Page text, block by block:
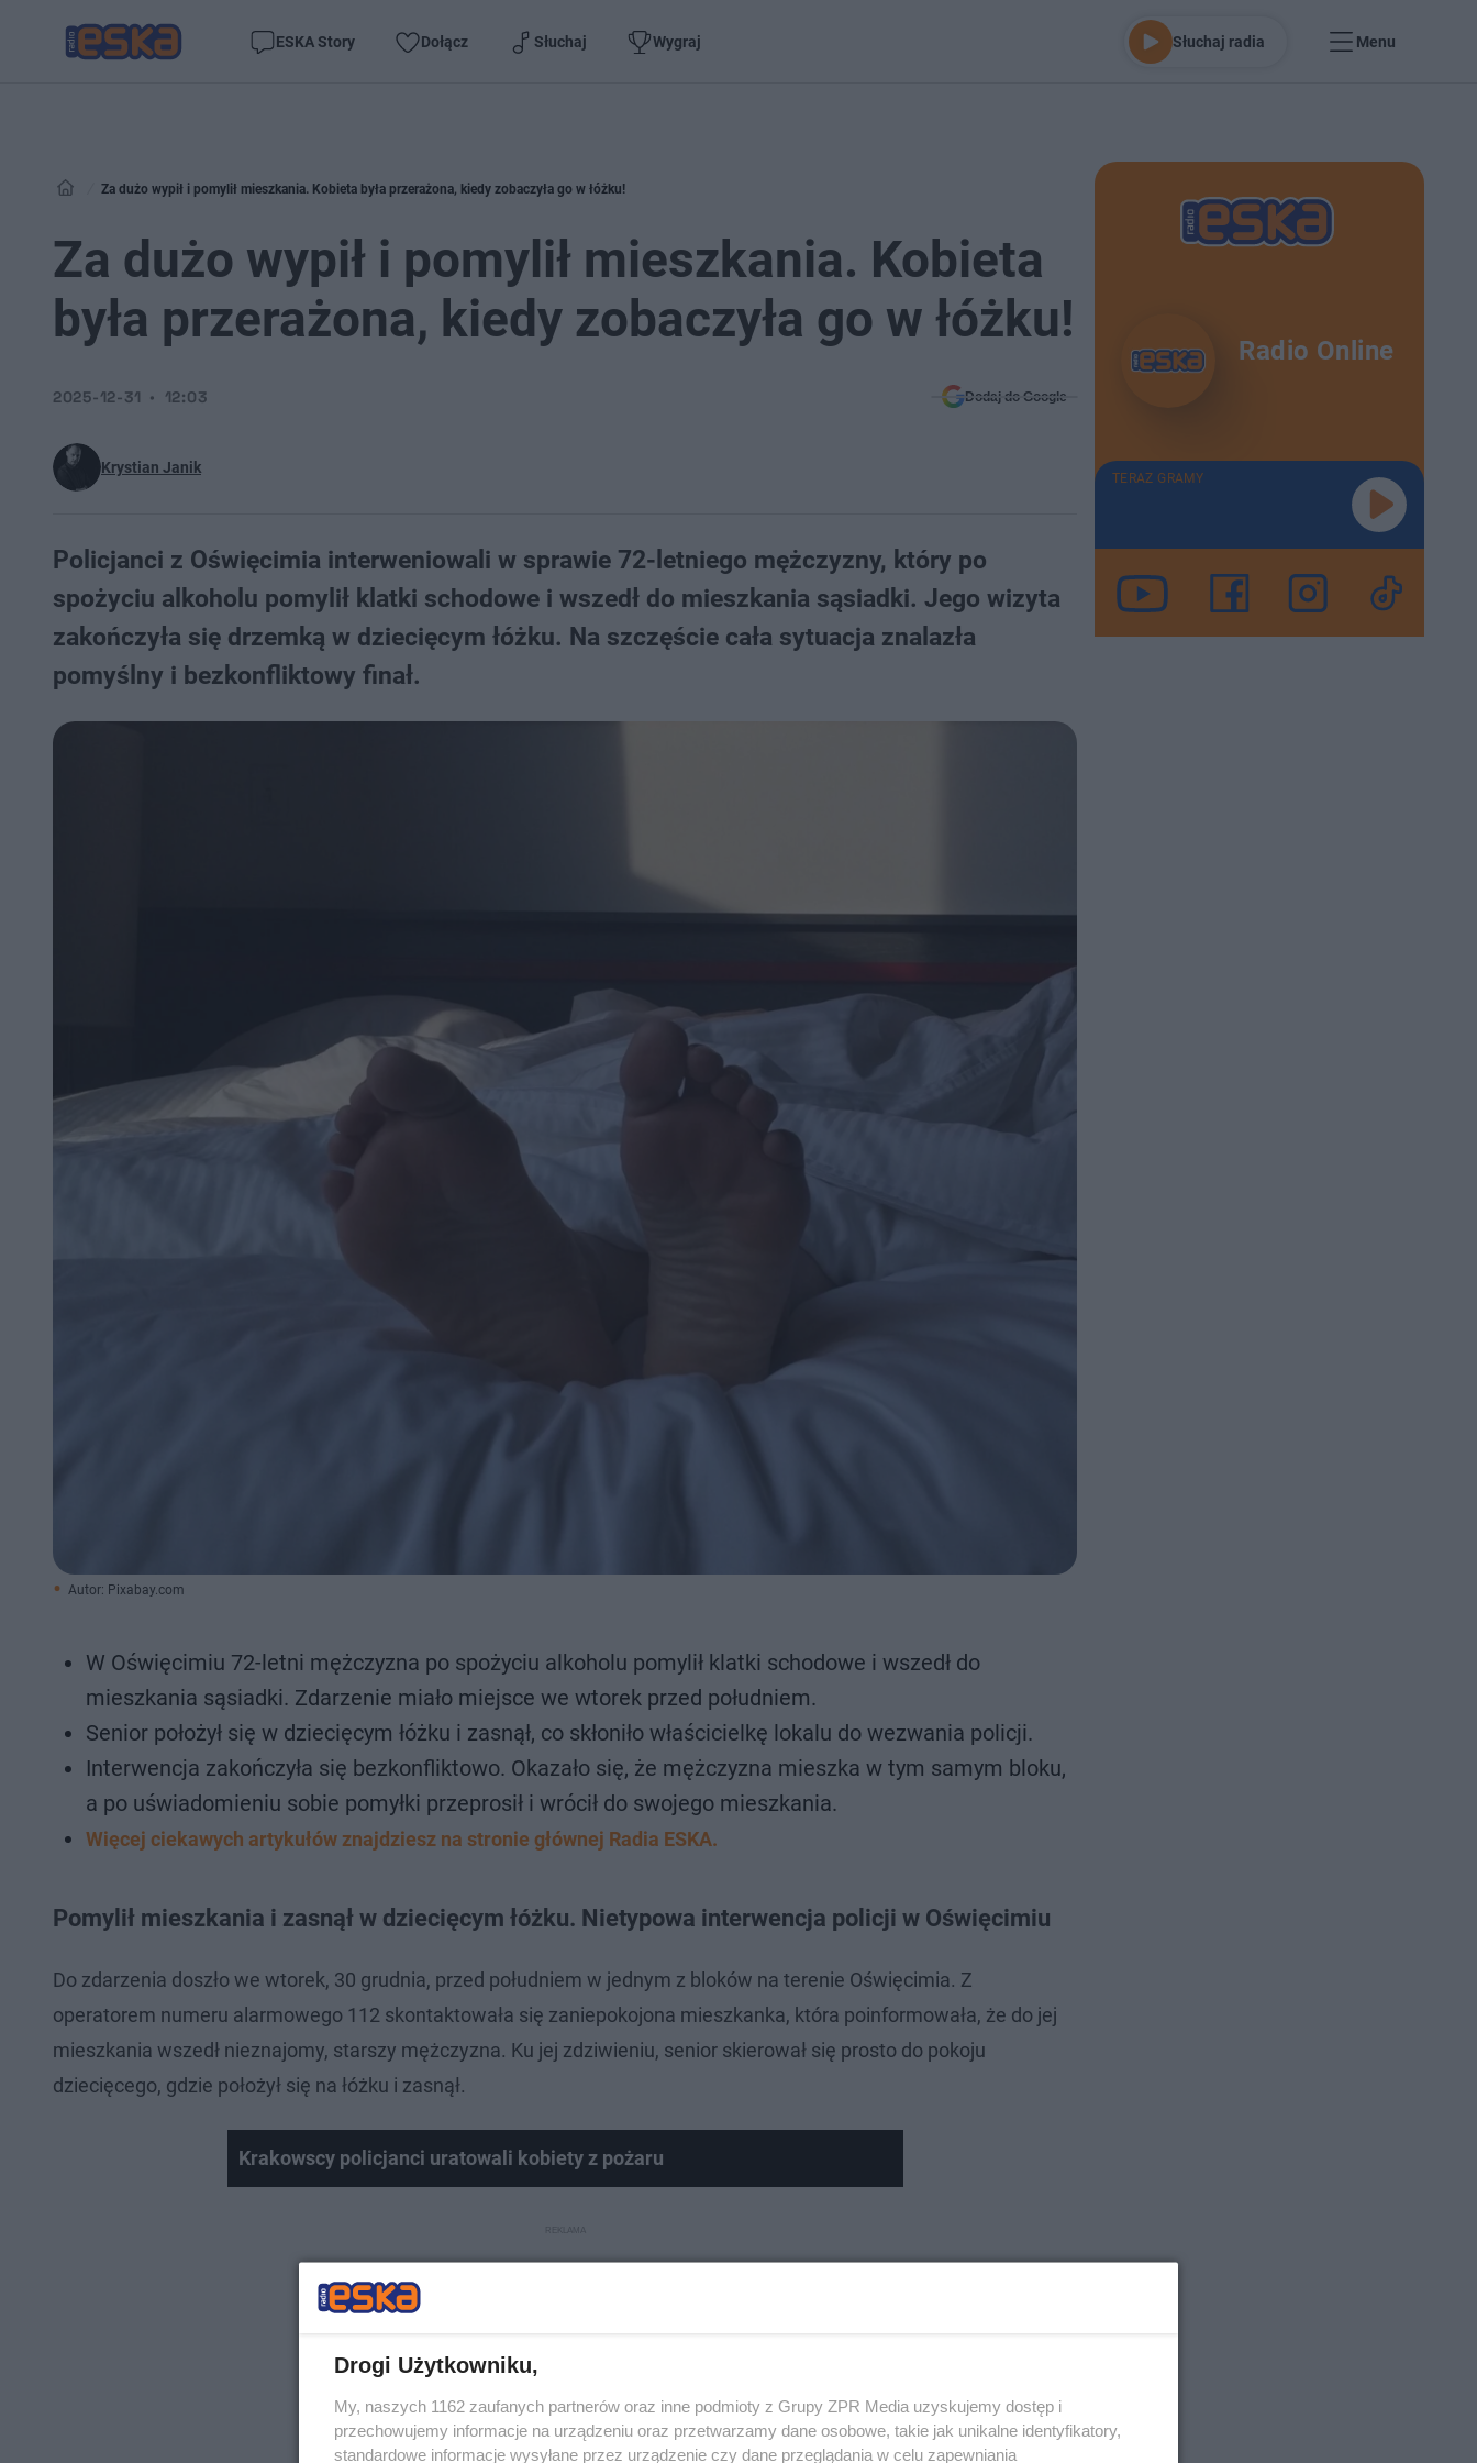
ESKA Story Dołącz Słuchaj Wygraj Słuchaj radia Menu
Za dużo wypił i pomylił mieszkania. Kobieta była przerażona, kiedy zobaczyła go w łóżku!
Za dużo wypił i pomylił mieszkania. Kobieta
była przerażona, kiedy zobaczyła go w łóżku!
Krystian Janik
2025-12-31 12:03 Dodaj do Google
Policjanci z Oświęcimia interweniowali w sprawie 72-letniego mężczyzny, który po
spożyciu alkoholu pomylił klatki schodowe i wszedł do mieszkania sąsiadki. Jego wizyta
zakończyła się drzemką w dziecięcym łóżku. Na szczęście cała sytuacja znalazła
pomyślny i bezkonfliktowy finał.
Autor: Pixabay.com
W Oświęcimiu 72-letni mężczyzna po spożyciu alkoholu pomylił klatki schodowe i wszedł do
mieszkania sąsiadki. Zdarzenie miało miejsce we wtorek przed południem.
Senior położył się w dziecięcym łóżku i zasnął, co skłoniło właścicielkę lokalu do wezwania policji.
Interwencja zakończyła się bezkonfliktowo. Okazało się, że mężczyzna mieszka w tym samym bloku,
a po uświadomieniu sobie pomyłki przeprosił i wrócił do swojego mieszkania.
Więcej ciekawych artykułów znajdziesz na stronie głównej Radia ESKA.
Pomylił mieszkania i zasnął w dziecięcym łóżku. Nietypowa interwencja policji w Oświęcimiu
Do zdarzenia doszło we wtorek, 30 grudnia, przed południem w jednym z bloków na terenie Oświęcimia. Z
operatorem numeru alarmowego 112 skontaktowała się zaniepokojona mieszkanka, która poinformowała, że do jej
mieszkania wszedł nieznajomy, starszy mężczyzna. Ku jej zdziwieniu, senior skierował się prosto do pokoju
dziecięcego, gdzie położył się na łóżku i zasnął.
Krakowscy policjanci uratowali kobiety z pożaru
Radio Online
TERAZ GRAMY
Drogi Użytkowniku,
My, naszych 1162 zaufanych partnerów oraz inne podmioty z Grupy ZPR Media uzyskujemy dostęp i
przechowujemy informacje na urządzeniu oraz przetwarzamy dane osobowe, takie jak unikalne identyfikatory,
standardowe informacje wysyłane przez urządzenie czy dane przeglądania w celu zapewniania